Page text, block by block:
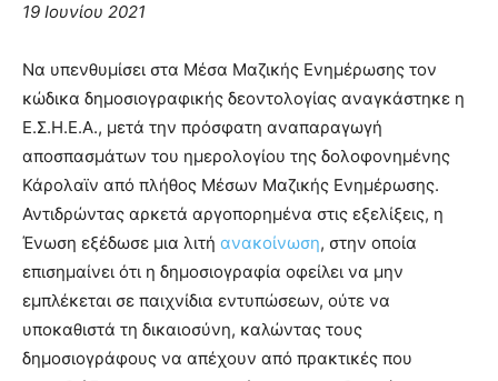
19 Ιουνίου 2021
Να υπενθυμίσει στα Μέσα Μαζικής Ενημέρωσης τον
κώδικα δημοσιογραφικής δεοντολογίας αναγκάστηκε η
Ε.Σ.Η.Ε.Α., μετά την πρόσφατη αναπαραγωγή
αποσπασμάτων του ημερολογίου της δολοφονημένης
Κάρολαϊν από πλήθος Μέσων Μαζικής Ενημέρωσης.
Αντιδρώντας αρκετά αργοπορημένα στις εξελίξεις, η
Ένωση εξέδωσε μια λιτή ανακοίνωση, στην οποία
επισημαίνει ότι η δημοσιογραφία οφείλει να μην
εμπλέκεται σε παιχνίδια εντυπώσεων, ούτε να
υποκαθιστά τη δικαιοσύνη, καλώντας τους
δημοσιογράφους να απέχουν από πρακτικές που